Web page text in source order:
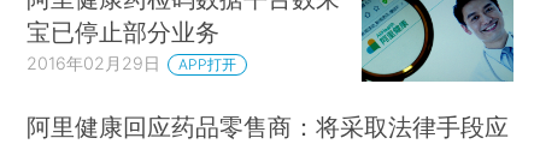
宝已停止部分业务
2016年02月29日 APP打开
阿里健康回应药品零售商：将采取法律手段应